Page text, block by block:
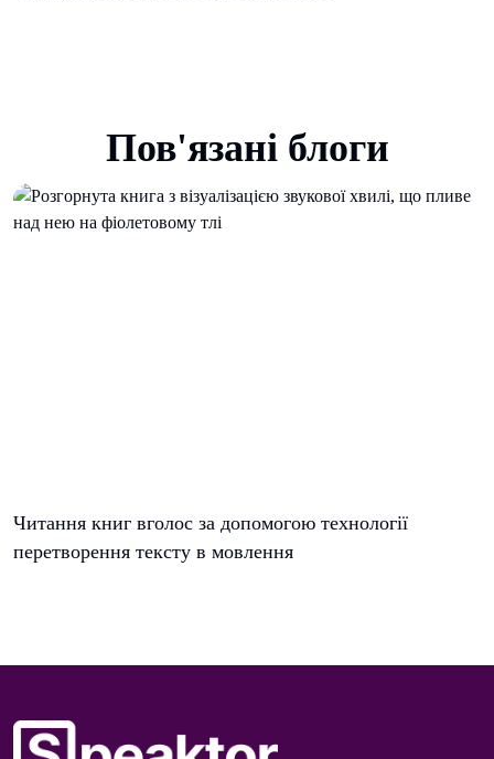
Пов'язані блоги
Читання книг вголос за допомогою технології
перетворення тексту в мовлення